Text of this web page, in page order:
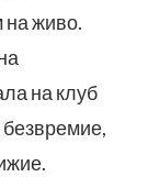
на живо.
на клуб